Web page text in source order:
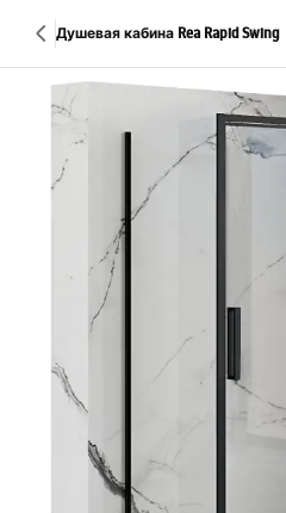
Душевая кабина Rea Rapid Swing